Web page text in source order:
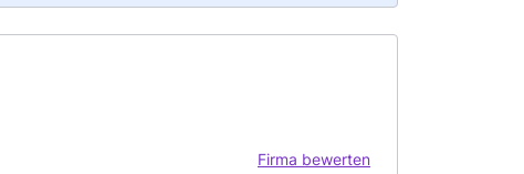
Firma bewerten